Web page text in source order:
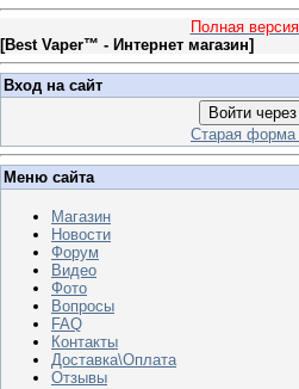
Полная
[Best Vaper™ - Интернет магазин]
Вход на сайт
Войти
Старая форма
Меню сайта
Магазин
Новости
Форум
Видео
Фото
Вопросы
FAQ
Контакты
Доставка\Оплата
Отзывы